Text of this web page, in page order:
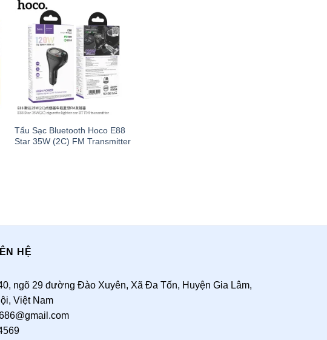
Tẩu Sạc Bluetooth Hoco E88
Star 35W (2C) FM Transmitter
HỆ
ngõ 29 đường Đào Xuyên, Xã Đa Tốn, Huyện Gia Lâm,
Việt Nam